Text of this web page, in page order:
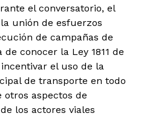
el conversatorio, el
unión de esfuerzos
de campañas de
conocer la Ley 1811 de
el uso de la
de transporte en todo
aspectos de
los actores viales